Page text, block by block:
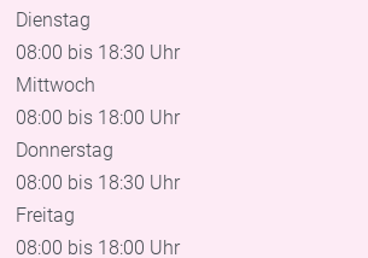
Dienstag
08:00 bis 18:30 Uhr
Mittwoch
08:00 bis 18:00 Uhr
Donnerstag
08:00 bis 18:30 Uhr
Freitag
08:00 bis 18:00 Uhr